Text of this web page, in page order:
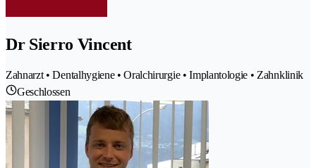
Dr Sierro Vincent
Zahnarzt • Dentalhygiene • Oralchirurgie • Implantologie • Zahnklinik
Geschlossen